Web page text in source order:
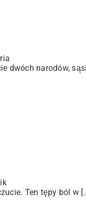
dwóch narodów,
Ten tępy ból w